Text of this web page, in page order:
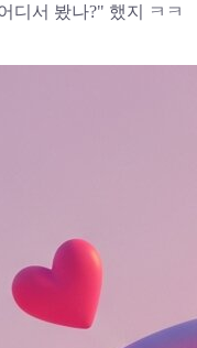
디서 봤나?" 했지 ㅋㅋ